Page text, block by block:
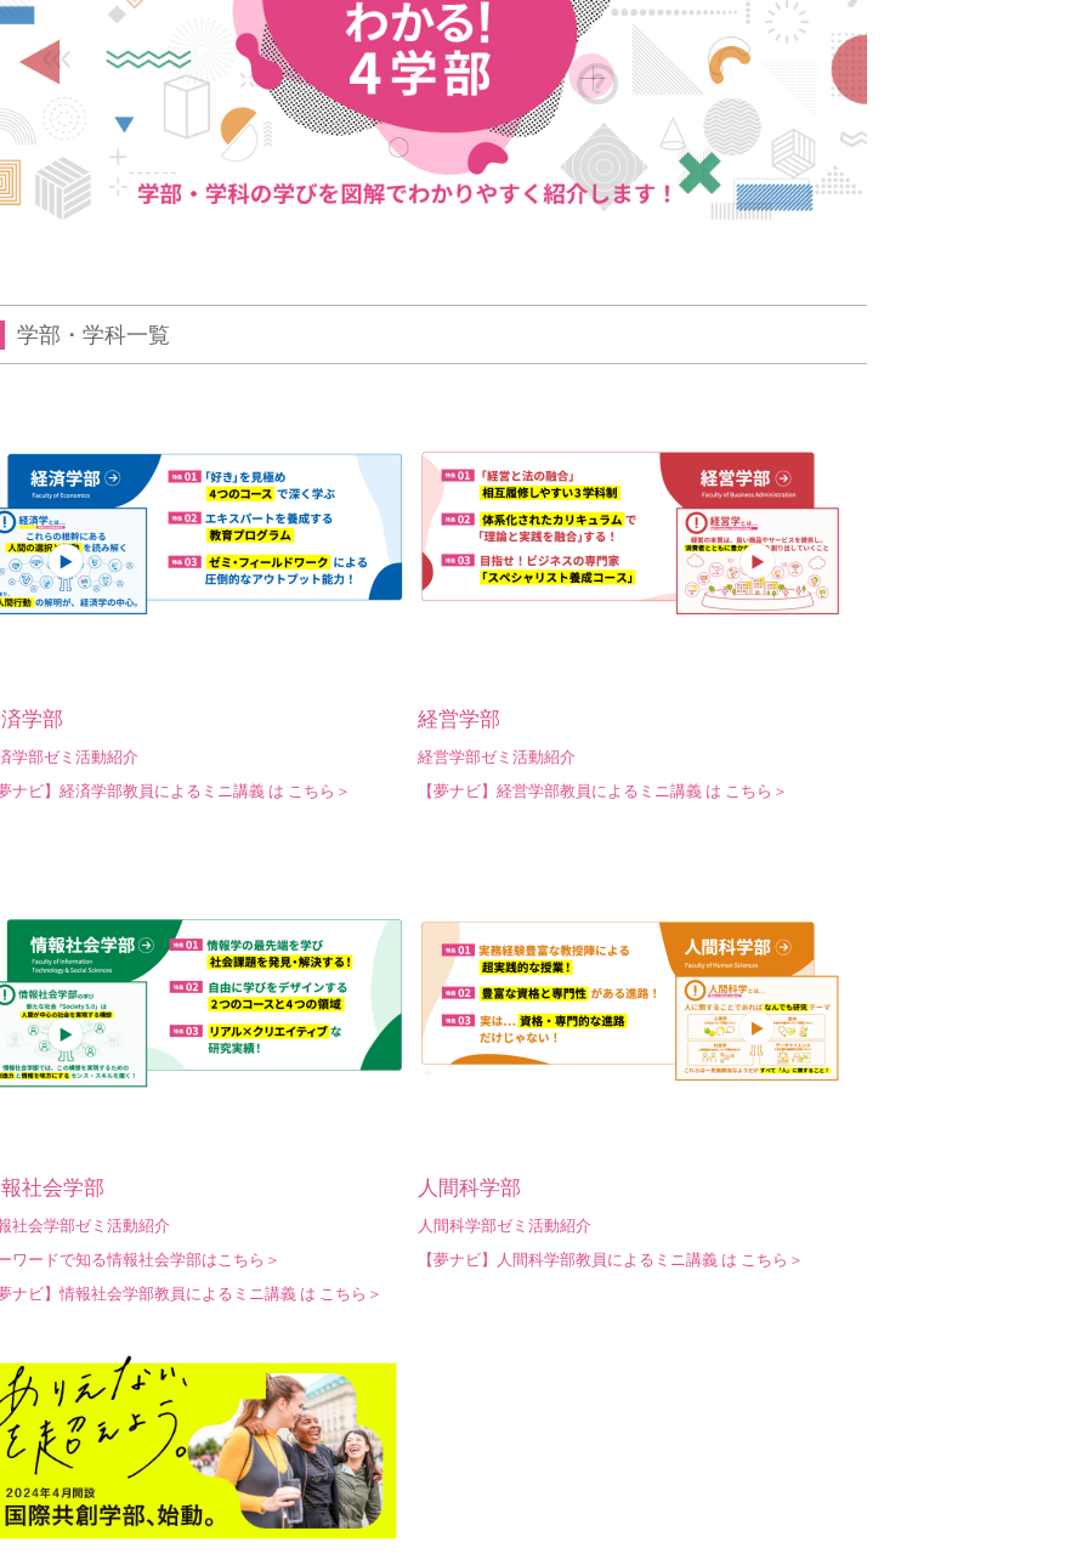
学部・学科一覧
学部
学部ゼミ活動紹介
ナビ】経済学部教員によるミニ講義 は こちら＞
経営学部
経営学部ゼミ活動紹介
【夢ナビ】経営学部教員によるミニ講義 は こちら＞
社会学部
社会学部ゼミ活動紹介
ワードで知る情報社会学部はこちら＞
ナビ】情報社会学部教員によるミニ講義 は こちら＞
人間科学部
人間科学部ゼミ活動紹介
【夢ナビ】人間科学部教員によるミニ講義 は こちら＞